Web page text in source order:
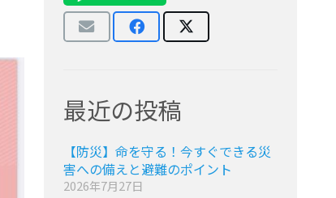
最近の投稿
【防災】命を守る！今すぐできる災
害への備えと避難のポイント
2026年7月27日